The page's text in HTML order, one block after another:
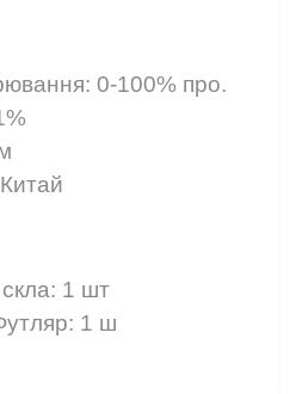
0-100% про.
Китай
1 шт
1 ш